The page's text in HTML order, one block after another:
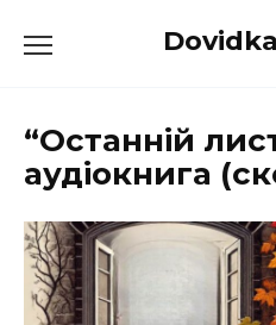
до
“Останній
аудіокнига